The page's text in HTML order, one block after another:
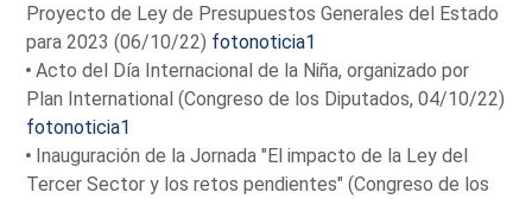
Proyecto de Ley de Presupuestos Generales del Estado
para 2023 (06/10/22) fotonoticia1
Acto del Día Internacional de la Niña, organizado por
Plan International (Congreso de los Diputados, 04/10/22)
fotonoticia1
Inauguración de la Jornada "El impacto de la Ley del
Tercer Sector y los retos pendientes" (Congreso de los